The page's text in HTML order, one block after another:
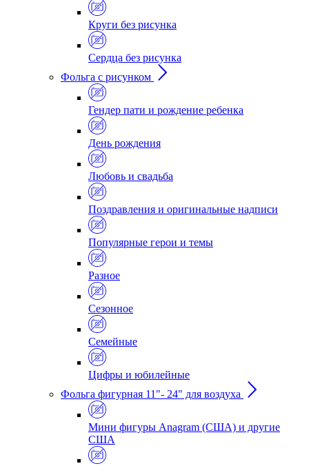
Круги без рисунка
Сердца без рисунка
Фольга с рисунком
Гендер пати и рождение ребенка
День рождения
Любовь и свадьба
Поздравления и оригинальные надписи
Популярные герои и темы
Разное
Сезонное
Семейные
Цифры и юбилейные
Фольга фигурная 11"- 24" для воздуха
Мини фигуры Anagram (США) и другие
США